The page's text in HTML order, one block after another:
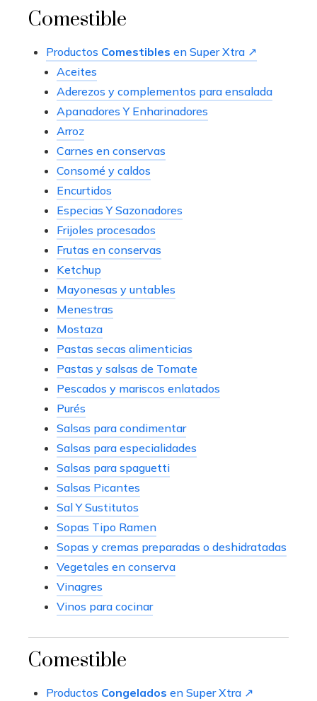
Comestible
Productos Comestibles en Super Xtra ↗
Aceites
Aderezos y complementos para ensalada
Apanadores Y Enharinadores
Arroz
Carnes en conservas
Consomé y caldos
Encurtidos
Especias Y Sazonadores
Frijoles procesados
Frutas en conservas
Ketchup
Mayonesas y untables
Menestras
Mostaza
Pastas secas alimenticias
Pastas y salsas de Tomate
Pescados y mariscos enlatados
Purés
Salsas para condimentar
Salsas para especialidades
Salsas para spaguetti
Salsas Picantes
Sal Y Sustitutos
Sopas Tipo Ramen
Sopas y cremas preparadas o deshidratadas
Vegetales en conserva
Vinagres
Vinos para cocinar
Comestible
Productos Congelados en Super Xtra ↗